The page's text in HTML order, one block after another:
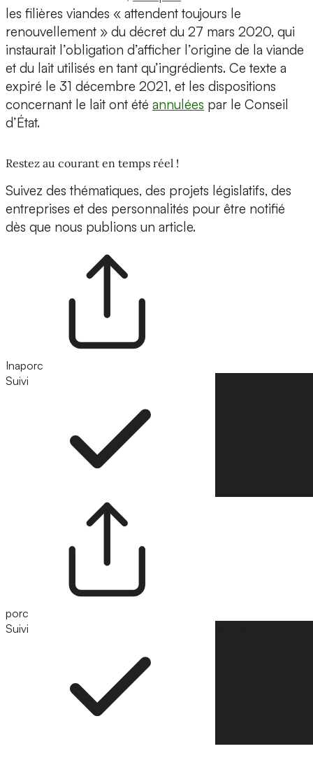
les filières viandes « attendent toujours le
renouvellement » du décret du 27 mars 2020, qui
instaurait l’obligation d’afficher l’origine de la viande
et du lait utilisés en tant qu’ingrédients. Ce texte a
expiré le 31 décembre 2021, et les dispositions
concernant le lait ont été annulées par le Conseil
d’État.
Restez au courant en temps réel !
Suivez des thématiques, des projets législatifs, des
entreprises et des personnalités pour être notifié
dès que nous publions un article.
Inaporc
Suivi
porc
Suivi